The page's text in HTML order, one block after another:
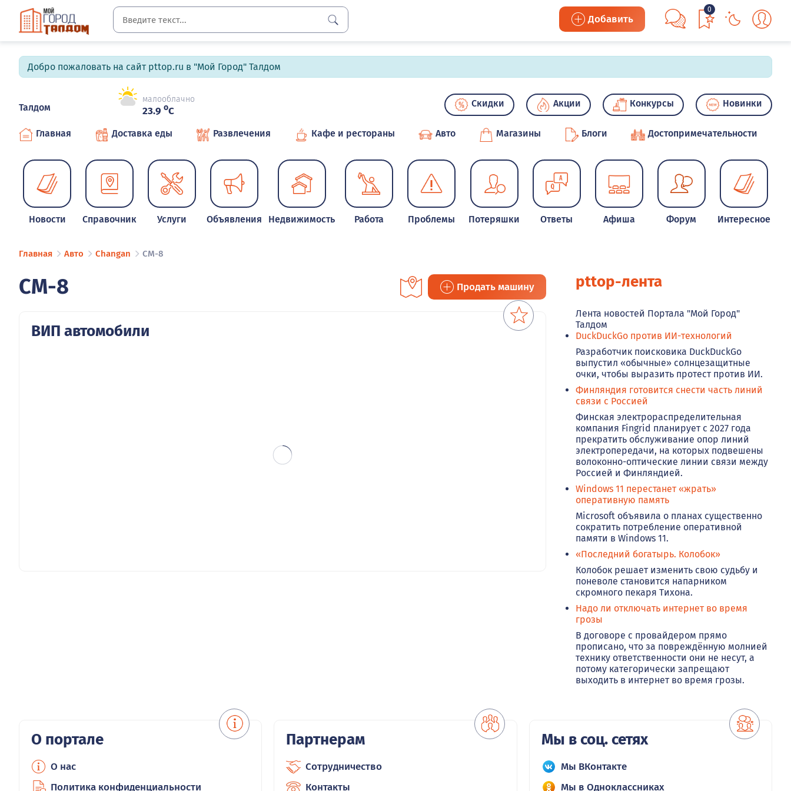
Добавить
0
Добро пожаловать на сайт pttop.ru в "Мой Город" Талдом
Талдом
малооблачно
23.9 oC
Скидки Акции Конкурсы Новинки
Главная Доставка еды Развлечения Кафе и рестораны Авто Магазины Блоги Достопримечательности
Новости Справочник Услуги Объявления Недвижимость Работа Проблемы Потеряшки Ответы Афиша Форум Интересное
Главная Авто Changan CM-8
CM-8 Продать машину
ВИП автомобили
pttop-лента
Лента новостей Портала "Мой Город"
Талдом
DuckDuckGo против ИИ-технологий
Разработчик поисковика DuckDuckGo
выпустил «обычные» солнцезащитные
очки, чтобы выразить протест против ИИ.
Финляндия готовится снести часть линий
связи с Россией
Финская электрораспределительная
компания Fingrid планирует с 2027 года
прекратить обслуживание опор линий
электропередачи, на которых подвешены
волоконно-оптические линии связи между
Россией и Финляндией.
Windows 11 перестанет «жрать»
оперативную память
Microsoft объявила о планах существенно
сократить потребление оперативной
памяти в Windows 11.
«Последний богатырь. Колобок»
Колобок решает изменить свою судьбу и
поневоле становится напарником
скромного пекаря Тихона.
Надо ли отключать интернет во время
грозы
В договоре с провайдером прямо
прописано, что за повреждённую молнией
технику ответственности они не несут, а
потому категорически запрещают
выходить в интернет во время грозы.
О портале
О нас
Политика конфиденциальности
Партнерам
Сотрудничество
Контакты
Мы в соц. сетях
Мы ВКонтакте
Мы в Одноклассниках